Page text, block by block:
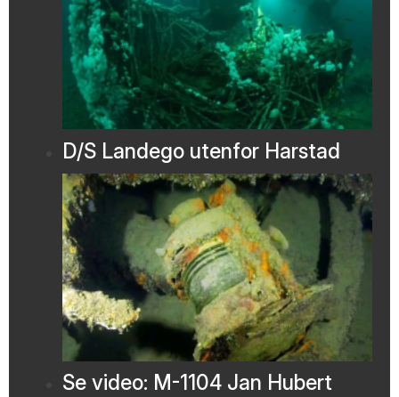
D/S Landego utenfor Harstad
Se video: M-1104 Jan Hubert